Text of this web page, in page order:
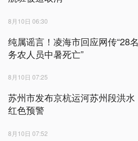
8月10日 06:30
纯属谣言！凌海市回应网传“28名
务农人员中暑死亡”
8月10日 07:25
苏州市发布京杭运河苏州段洪水
红色预警
8月10日 07:52